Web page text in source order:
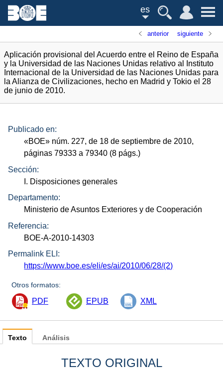
es
anterior siguiente
Aplicación provisional del Acuerdo entre el Reino de España
y la Universidad de las Naciones Unidas relativo al Instituto
Internacional de la Universidad de las Naciones Unidas para
la Alianza de Civilizaciones, hecho en Madrid y Tokio el 28
de junio de 2010.
Publicado en:
«BOE» núm. 227, de 18 de septiembre de 2010,
páginas 79333 a 79340 (8 págs.)
Sección:
I. Disposiciones generales
Departamento:
Ministerio de Asuntos Exteriores y de Cooperación
Referencia:
BOE-A-2010-14303
Permalink ELI:
https://www.boe.es/eli/es/ai/2010/06/28/(2)
Otros formatos:
PDF EPUB XML
Texto
TEXTO ORIGINAL
Análisis